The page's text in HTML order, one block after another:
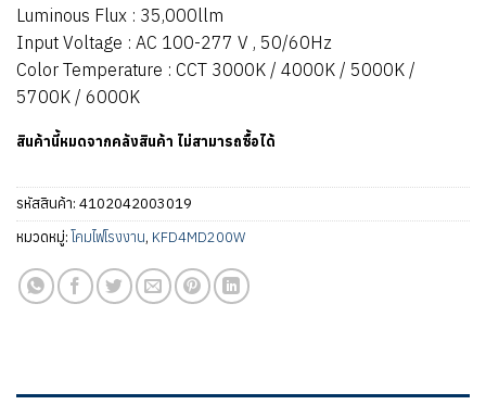
Luminous Flux : 35,000llm
Input Voltage : AC 100-277 V , 50/60Hz
Color Temperature : CCT 3000K / 4000K / 5000K /
5700K / 6000K
สินค้านี้หมดจากคลังสินค้า ไม่สามารถซื้อได้
รหัสสินค้า: 4102042003019
หมวดหมู่: โคมไฟโรงงาน, KFD4MD200W